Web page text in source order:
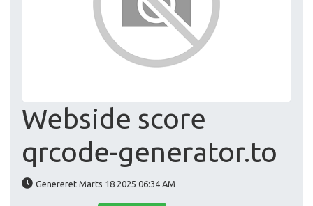
Webside score
qrcode-generator.to
Genereret Marts 18 2025 06:34 AM